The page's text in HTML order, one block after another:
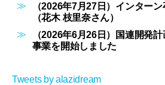
（2026年7月27日）インター
（花木 枝里奈さん）
（2026年6月26日）国連開発
事業を開始しました
Tweets by alazidream